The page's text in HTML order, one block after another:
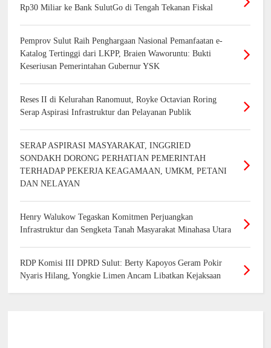
Rp30 Miliar ke Bank SulutGo di Tengah Tekanan Fiskal
Pemprov Sulut Raih Penghargaan Nasional Pemanfaatan e-
Katalog Tertinggi dari LKPP, Braien Waworuntu: Bukti
Keseriusan Pemerintahan Gubernur YSK
Reses II di Kelurahan Ranomuut, Royke Octavian Roring
Serap Aspirasi Infrastruktur dan Pelayanan Publik
SERAP ASPIRASI MASYARAKAT, INGGRIED
SONDAKH DORONG PERHATIAN PEMERINTAH
TERHADAP PEKERJA KEAGAMAAN, UMKM, PETANI
DAN NELAYAN
Henry Walukow Tegaskan Komitmen Perjuangkan
Infrastruktur dan Sengketa Tanah Masyarakat Minahasa Utara
RDP Komisi III DPRD Sulut: Berty Kapoyos Geram Pokir
Nyaris Hilang, Yongkie Limen Ancam Libatkan Kejaksaan